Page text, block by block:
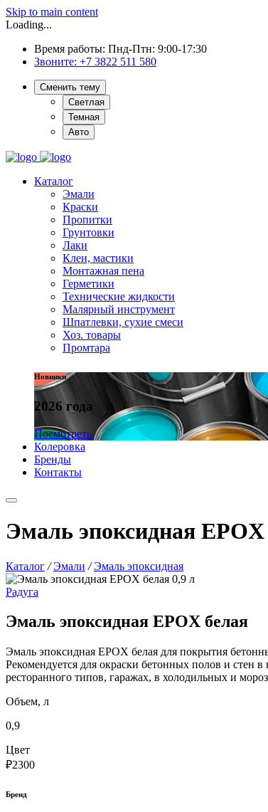
Skip to main content
Loading...
Время работы: Пнд-Птн: 9:00-17:30
Звоните: +7 3822 511 580
Сменить тему
Светлая
Темная
Авто
Каталог
Эмали
Краски
Пропитки
Грунтовки
Лаки
Клеи, мастики
Монтажная пена
Герметики
Технические жидкости
Малярный инструмент
Шпатлевки, сухие смеси
Хоз. товары
Промтара
Новинки
2026 года
Посмотреть
Колеровка
Бренды
Контакты
Эмаль эпоксидная EPOX
Каталог / Эмали / Эмаль эпоксидная
Радуга
Эмаль эпоксидная EPOX белая
Эмаль эпоксидная EPOX белая для покрытия
Рекомендуется для окраски бетонных полов и
ресторанного типов, гаражах, в холодильных и
Объем, л
0,9
Цвет
₽2300
Бренд